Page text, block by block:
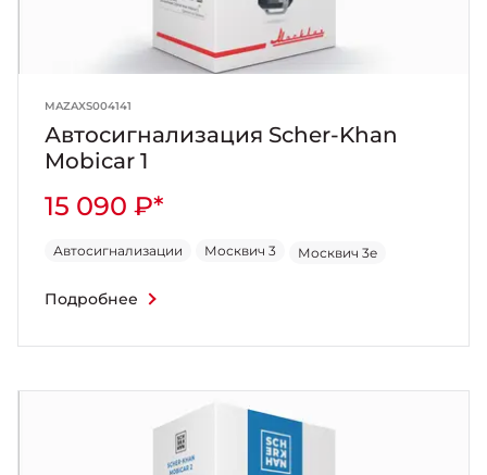
MAZAXS004141
Автосигнализация Scher-Khan
Mobicar 1
15 090 ₽*
Автосигнализации Москвич 3 Москвич 3e
Подробнее